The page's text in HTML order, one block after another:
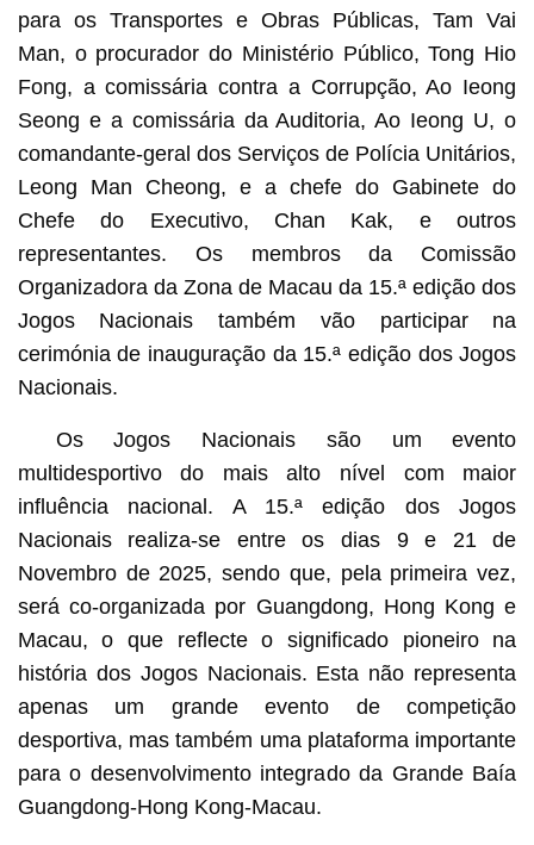
para os Transportes e Obras Públicas, Tam Vai
Man, o procurador do Ministério Público, Tong Hio
Fong, a comissária contra a Corrupção, Ao Ieong
Seong e a comissária da Auditoria, Ao Ieong U, o
comandante-geral dos Serviços de Polícia Unitários,
Leong Man Cheong, e a chefe do Gabinete do
Chefe do Executivo, Chan Kak, e outros
representantes. Os membros da Comissão
Organizadora da Zona de Macau da 15.ª edição dos
Jogos Nacionais também vão participar na
cerimónia de inauguração da 15.ª edição dos Jogos
Nacionais.
Os Jogos Nacionais são um evento
multidesportivo do mais alto nível com maior
influência nacional. A 15.ª edição dos Jogos
Nacionais realiza-se entre os dias 9 e 21 de
Novembro de 2025, sendo que, pela primeira vez,
será co-organizada por Guangdong, Hong Kong e
Macau, o que reflecte o significado pioneiro na
história dos Jogos Nacionais. Esta não representa
apenas um grande evento de competição
desportiva, mas também uma plataforma importante
para o desenvolvimento integrado da Grande Baía
Guangdong-Hong Kong-Macau.